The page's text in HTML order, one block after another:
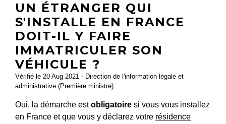
UN ÉTRANGER QUI
S'INSTALLE EN FRANCE
DOIT-IL Y FAIRE
IMMATRICULER SON
VÉHICULE ?
Vérifié le 20 Aug 2021 - Direction de l'information légale et
administrative (Première ministre)
Oui, la démarche estobligatoire si vous vous installez
en France et que vous y déclarez votre résidence